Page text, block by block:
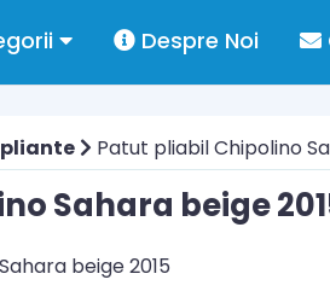
Despre Noi
Patut pliabil Chipolino
Sahara beige